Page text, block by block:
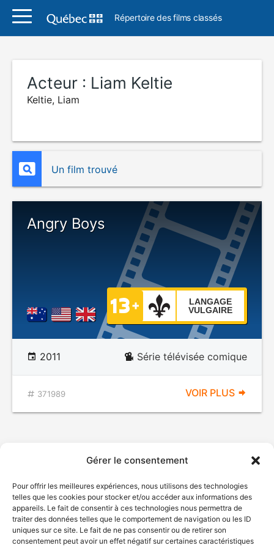
Gérer le consentement
Pour offrir les meilleures expériences, nous utilisons des technologies
telles que les cookies pour stocker et/ou accéder aux informations des
appareils. Le fait de consentir à ces technologies nous permettra de
traiter des données telles que le comportement de navigation ou les ID
uniques sur ce site. Le fait de ne pas consentir ou de retirer son
consentement peut avoir un effet négatif sur certaines caractéristiques
Répertoire des films classés
Acteur : Liam Keltie
Keltie, Liam
Un film trouvé
Angry Boys
LANGAGE
VULGAIRE
2011 Série télévisée comique
371989 VOIR PLUS